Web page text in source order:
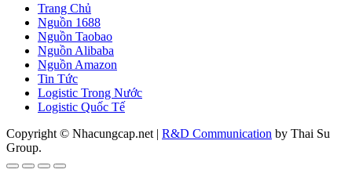
Trang Chủ
Nguồn 1688
Nguồn Taobao
Nguồn Alibaba
Nguồn Amazon
Tin Tức
Logistic Trong Nước
Logistic Quốc Tế
Copyright © Nhacungcap.net | R&D Communication by Thai Su
Group.